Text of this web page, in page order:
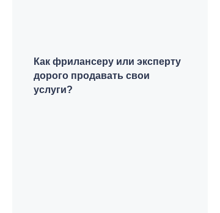
Как фрилансеру или эксперту
дорого продавать свои
услуги?